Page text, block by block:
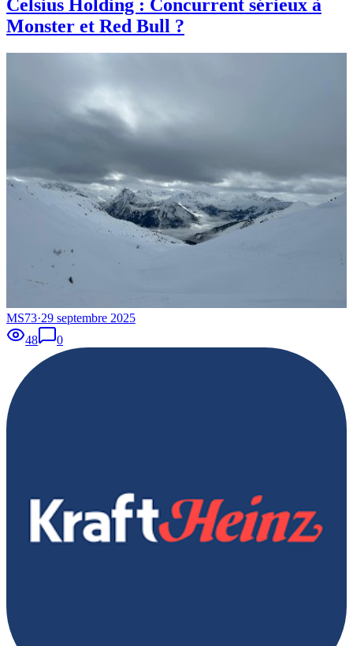
Celsius Holding : Concurrent sérieux à
Monster et Red Bull ?
MS73·29 septembre 2025
48
0